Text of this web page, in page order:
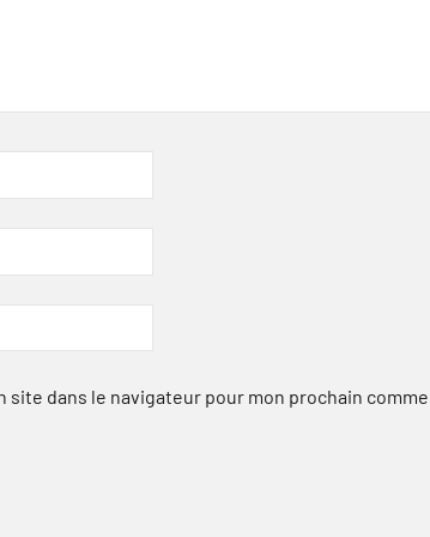
dans le navigateur pour mon prochain